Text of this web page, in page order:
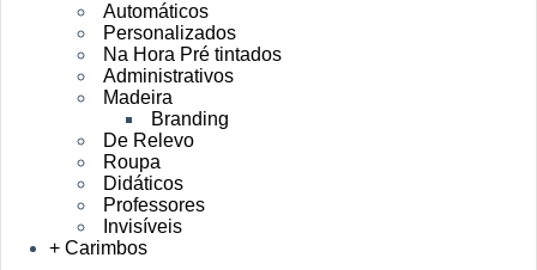
Automáticos
Personalizados
Na Hora Pré tintados
Administrativos
Madeira
Branding
De Relevo
Roupa
Didáticos
Professores
Invisíveis
+ Carimbos